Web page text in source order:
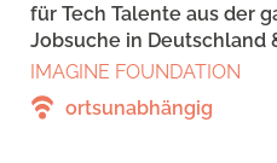
für Tech Talente aus der
Jobsuche in Deutschland
IMAGINE FOUNDATION
ortsunabhängig